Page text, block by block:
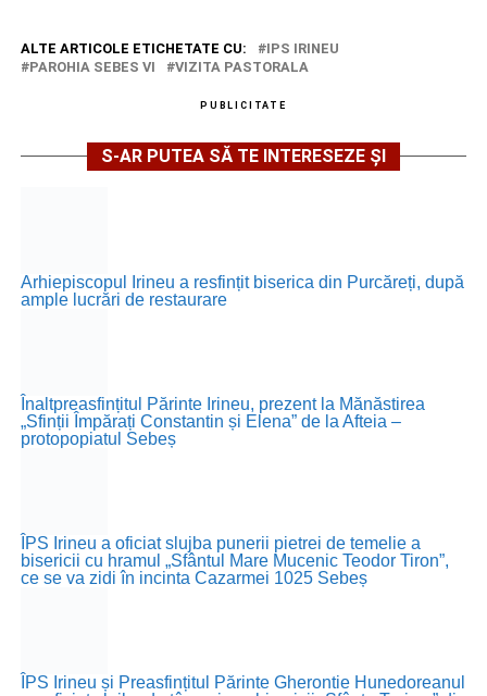
ALTE ARTICOLE ETICHETATE CU:
IPS IRINEU
PAROHIA SEBES VI
VIZITA PASTORALA
PUBLICITATE
S-AR PUTEA SĂ TE INTERESEZE ȘI
Arhiepiscopul Irineu a resfințit biserica din Purcăreți, după
ample lucrări de restaurare
Înaltpreasfințitul Părinte Irineu, prezent la Mănăstirea
„Sfinții Împărați Constantin și Elena” de la Afteia –
protopopiatul Sebeș
ÎPS Irineu a oficiat slujba punerii pietrei de temelie a
bisericii cu hramul „Sfântul Mare Mucenic Teodor Tiron”,
ce se va zidi în incinta Cazarmei 1025 Sebeș
ÎPS Irineu și Preasfințitul Părinte Gherontie Hunedoreanul